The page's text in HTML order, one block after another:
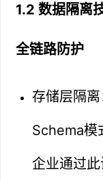
1.2 数据隔离
全链路防护
存储层隔
Schema模
企业通过